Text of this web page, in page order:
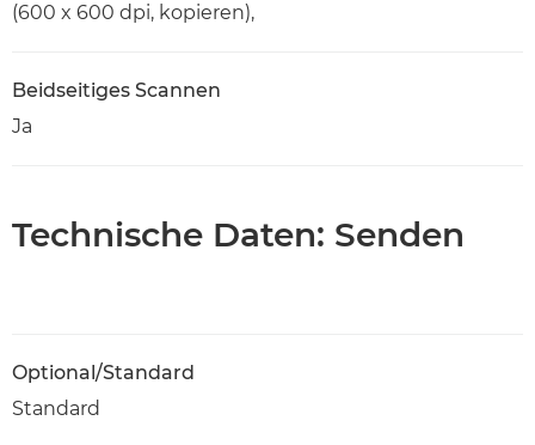
(600 x 600 dpi, kopieren),
Beidseitiges Scannen
Ja
Technische Daten: Senden
Optional/Standard
Standard